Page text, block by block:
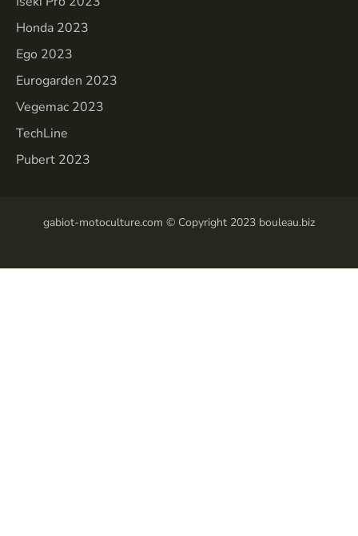
Honda 2023
Ego 2023
Eurogarden 2023
Vegemac 2023
TechLine
Pubert 2023
gabiot-motoculture.com © Copyright 2023 bouleau.biz